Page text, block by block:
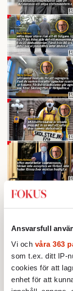
Ansvarsfull
Vi och våra 363
som t.ex. ditt IP-
cookies för att
enhet för att
Mest lästa